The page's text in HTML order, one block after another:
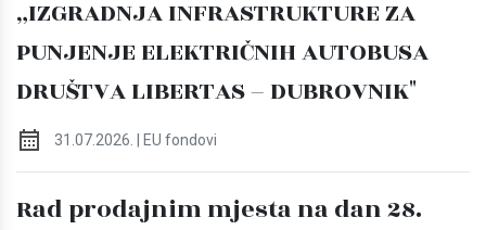
„IZGRADNJA INFRASTRUKTURE ZA
PUNJENJE ELEKTRIČNIH AUTOBUSA
DRUŠTVA LIBERTAS – DUBROVNIK"
31.07.2026. | EU fondovi
Rad prodajnim mjesta na dan 28.